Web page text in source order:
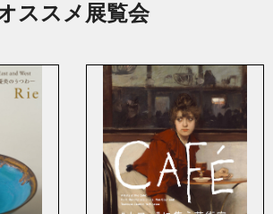
ススメ展覧会